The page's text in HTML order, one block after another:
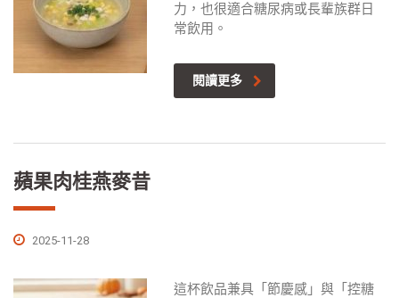
力，也很適合糖尿病或長輩族群日
常飲用。
閱讀更多
蘋果肉桂燕麥昔
2025-11-28
這杯飲品兼具「節慶感」與「控糖